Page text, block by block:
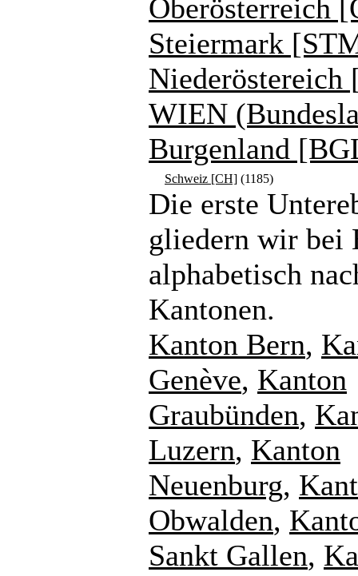
Oberösterreich
Steiermark
Niederöstereich
WIEN
Burgenland
Schweiz [CH] (1185)
Die erste
gliedern wir bei
alphabetisch
Kantonen.
Kanton Bern,
Genève, Kanton
Graubünden,
Luzern, Kanton
Neuenburg,
Obwalden,
Sankt Gallen,